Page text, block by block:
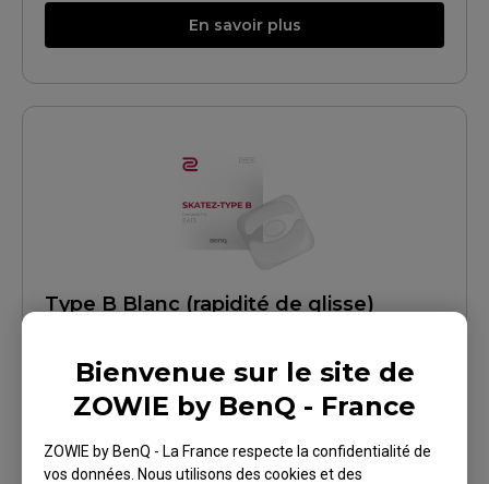
Bienvenue sur le site de
ZOWIE by BenQ - France
ZOWIE by BenQ - La France respecte la confidentialité de
vos données. Nous utilisons des cookies et des
En savoir plus
Type B Blanc (rapidité de glisse)